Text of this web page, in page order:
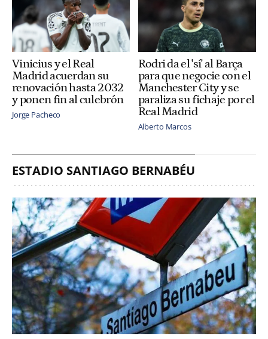
Vinicius y el Real
Madrid acuerdan su
renovación hasta 2032
y ponen fin al culebrón
Jorge Pacheco
Rodri da el 'sí' al Barça
para que negocie con el
Manchester City y se
paraliza su fichaje por el
Real Madrid
Alberto Marcos
ESTADIO SANTIAGO BERNABÉU